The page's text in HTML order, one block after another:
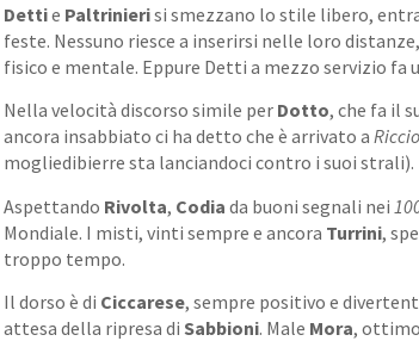
Dettie Paltrinierisi smezzano lo stile libero,
feste. Nessuno riesce a inserirsi nelle loro
fisico e mentale. Eppure Detti a mezzo servizio fa
Nella velocità discorso simile per Dotto, che fa il
ancora insabbiato ci ha detto che è arrivato a
mogliedibierre sta lanciandoci contro i suoi strali).
Aspettando Rivolta, Codia da buoni segnali nei
Mondiale. I misti, vinti sempre e ancora Turrini,
troppo tempo.
Il dorso è di Ciccarese, sempre positivo e
attesa della ripresa di Sabbioni. Male Mora,